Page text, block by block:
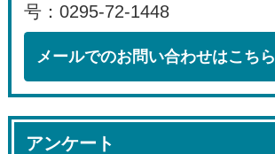
号：0295-72-1448
メールでのお問い合わせはこちら
アンケート